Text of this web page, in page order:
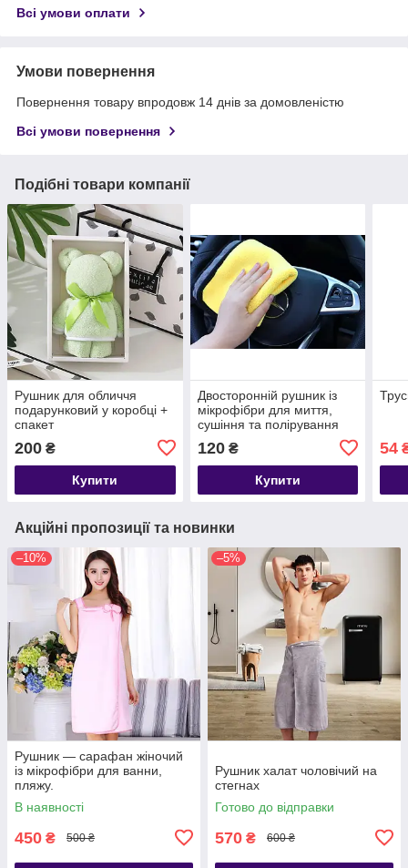
Всі умови оплати
Умови повернення
Повернення товару впродовж 14 днів за домовленістю
Всі умови повернення
Подібні товари компанії
Рушник для обличчя
подарунковий у коробці +
спакет
200 ₴
Купити
Двосторонній рушник із
мікрофібри для миття,
сушіння та полірування
автомобіля розмір 30*40
120₴
Купити
54
Акційні пропозиції та новинки
–10%
Рушник — сарафан жіночий
із мікрофібри для ванни,
пляжу.
В наявності
450 ₴ 500 ₴
–5%
Рушник халат чоловічий на
стегнах
Готово до відправки
570 ₴ 600 ₴